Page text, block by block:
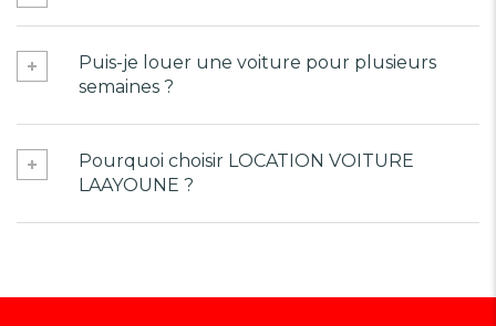
Puis-je louer une voiture pour plusieurs
semaines ?
Pourquoi choisir LOCATION VOITURE
LAAYOUNE ?